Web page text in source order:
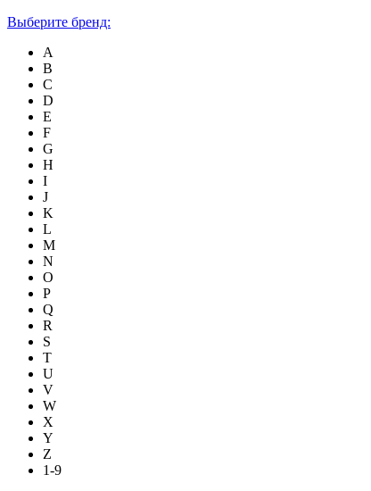
Выберите бренд:
A
B
C
D
E
F
G
H
I
J
K
L
M
N
O
P
Q
R
S
T
U
V
W
X
Y
Z
1-9